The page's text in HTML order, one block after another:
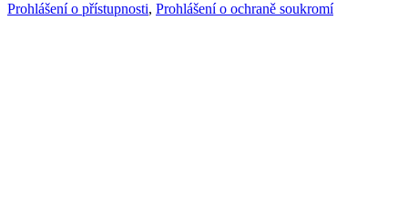
Prohlášení o přístupnosti, Prohlášení o ochraně soukromí